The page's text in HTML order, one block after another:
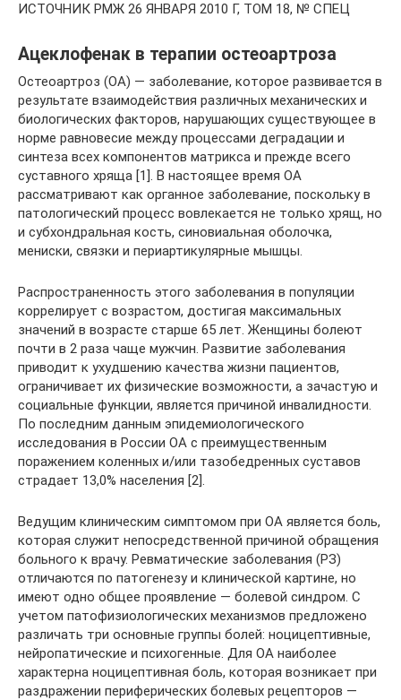
ИСТОЧНИК РМЖ 26 ЯНВАРЯ 2010 Г, ТОМ 18, № СПЕЦ
Ацеклофенак в терапии остеоартроза
Остеоартроз (ОА) — заболевание, которое развивается в
результате взаимодействия различных механических и
биологических факторов, нарушающих существующее в
норме равновесие между процессами деградации и
синтеза всех компонентов матрикса и прежде всего
суставного хряща [1]. В настоящее время ОА
рассматривают как органное заболевание, поскольку в
патологический процесс вовлекается не только хрящ, но
и субхондральная кость, синовиальная оболочка,
мениски, связки и периартикулярные мышцы.
Распространенность этого заболевания в популяции
коррелирует с возрастом, достигая максимальных
значений в возрасте старше 65 лет. Женщины болеют
почти в 2 раза чаще мужчин. Развитие заболевания
приводит к ухудшению качества жизни пациентов,
ограничивает их физические возможности, а зачастую и
социальные функции, является причиной инвалидности.
По последним данным эпидемиологического
исследования в России ОА с преимущественным
поражением коленных и/или тазобедренных суставов
страдает 13,0% населения [2].
Ведущим клиническим симптомом при ОА является боль,
которая служит непосредственной причиной обращения
больного к врачу. Ревматические заболевания (РЗ)
отличаются по патогенезу и клинической картине, но
имеют одно общее проявление — болевой синдром. С
учетом патофизиологических механизмов предложено
различать три основные группы болей: ноцицептивные,
нейропатические и психогенные. Для ОА наиболее
характерна ноцицептивная боль, которая возникает при
раздражении периферических болевых рецепторов —